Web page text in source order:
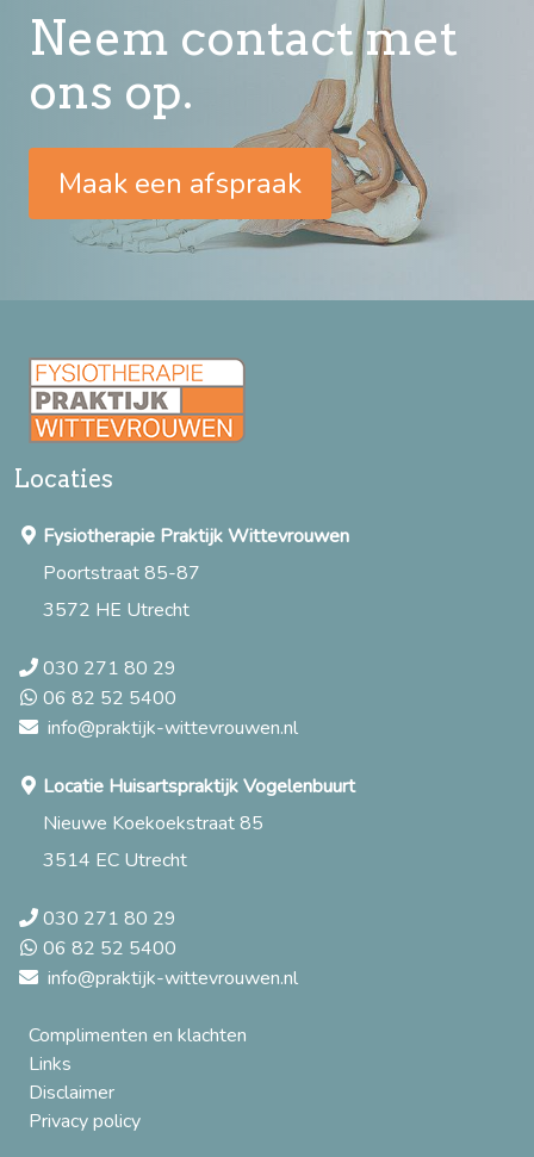
Neem contact met
ons op.
Maak een afspraak
Locaties
Fysiotherapie Praktijk Wittevrouwen
Poortstraat 85-87
3572 HE Utrecht
030 271 80 29
06 82 52 5400
info@praktijk-wittevrouwen.nl
Locatie Huisartspraktijk Vogelenbuurt
Nieuwe Koekoekstraat 85
3514 EC Utrecht
030 271 80 29
06 82 52 5400
info@praktijk-wittevrouwen.nl
Complimenten en klachten
Links
Disclaimer
Privacy policy